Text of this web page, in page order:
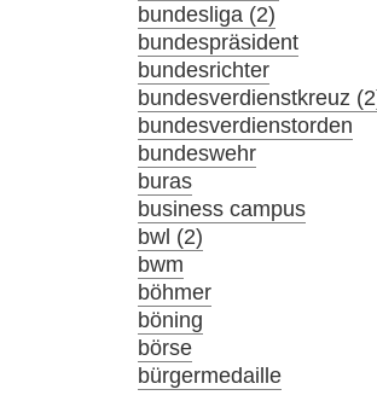
bundesliga (2)
bundespräsident
bundesrichter
bundesverdienstkreuz
bundesverdienstorden
bundeswehr
buras
business campus
bwl (2)
bwm
böhmer
böning
börse
bürgermedaille